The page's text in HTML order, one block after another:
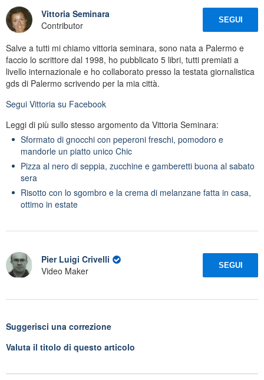
Vittoria Seminara
Contributor
SEGUI
Salve a tutti mi chiamo vittoria seminara, sono nata a Palermo e
faccio lo scrittore dal 1998, ho pubblicato 5 libri, tutti premiati a
livello internazionale e ho collaborato presso la testata giornalistica
gds di Palermo scrivendo per la mia città.
Segui Vittoria su Facebook
Leggi di più sullo stesso argomento da Vittoria Seminara:
Sformato di gnocchi con peperoni freschi, pomodoro e
mandorle un piatto unico Chic
Pizza al nero di seppia, zucchine e gamberetti buona al sabato
sera
Risotto con lo sgombro e la crema di melanzane fatta in casa,
ottimo in estate
Pier Luigi Crivelli
Video Maker
SEGUI
Suggerisci una correzione
Valuta il titolo di questo articolo